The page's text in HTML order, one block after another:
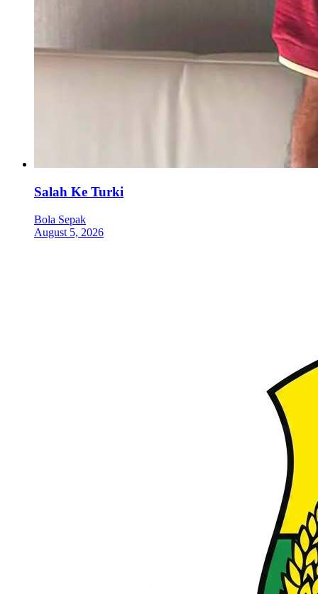
Salah Ke Turki
Bola Sepak
August 5, 2026